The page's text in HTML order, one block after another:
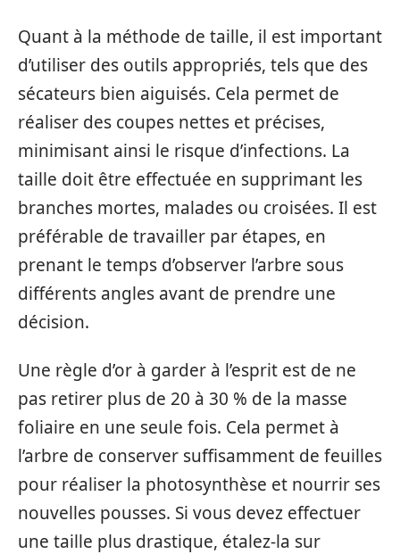
Quant à la méthode de taille, il est important
d’utiliser des outils appropriés, tels que des
sécateurs bien aiguisés. Cela permet de
réaliser des coupes nettes et précises,
minimisant ainsi le risque d’infections. La
taille doit être effectuée en supprimant les
branches mortes, malades ou croisées. Il est
préférable de travailler par étapes, en
prenant le temps d’observer l’arbre sous
différents angles avant de prendre une
décision.
Une règle d’or à garder à l’esprit est de ne
pas retirer plus de 20 à 30 % de la masse
foliaire en une seule fois. Cela permet à
l’arbre de conserver suffisamment de feuilles
pour réaliser la photosynthèse et nourrir ses
nouvelles pousses. Si vous devez effectuer
une taille plus drastique, étalez-la sur